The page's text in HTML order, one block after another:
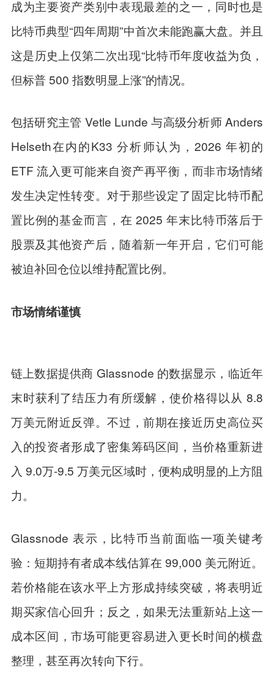
成为主要资产类别中表现最差的之一，同时也是
比特币典型“四年周期”中首次未能跑赢大盘。并且
这是历史上仅第二次出现“比特币年度收益为负，
但标普 500 指数明显上涨”的情况。
包括研究主管 Vetle Lunde 与高级分析师 Anders
Helseth在内的K33 分析师认为，2026 年初的
ETF 流入更可能来自资产再平衡，而非市场情绪
发生决定性转变。对于那些设定了固定比特币配
置比例的基金而言，在 2025 年末比特币落后于
股票及其他资产后，随着新一年开启，它们可能
被迫补回仓位以维持配置比例。
市场情绪谨慎
链上数据提供商 Glassnode 的数据显示，临近年
末时获利了结压力有所缓解，使价格得以从 8.8
万美元附近反弹。不过，前期在接近历史高位买
入的投资者形成了密集筹码区间，当价格重新进
入 9.0万-9.5 万美元区域时，便构成明显的上方阻
力。
Glassnode 表示，比特币当前面临一项关键考
验：短期持有者成本线估算在 99,000 美元附近。
若价格能在该水平上方形成持续突破，将表明近
期买家信心回升；反之，如果无法重新站上这一
成本区间，市场可能更容易进入更长时间的横盘
整理，甚至再次转向下行。